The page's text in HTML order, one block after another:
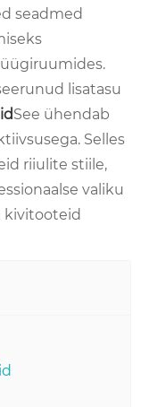
seadmed
lisatasu
See ühendab
Selles
riiulite stiile,
valiku
kivitooteid